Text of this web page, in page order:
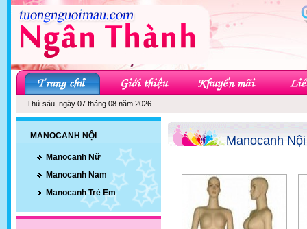
Thứ sáu, ngày 07 tháng 08 năm 2026
MANOCANH NỘI
Manocanh Nữ
Manocanh Nam
Manocanh Trẻ Em
Manocanh